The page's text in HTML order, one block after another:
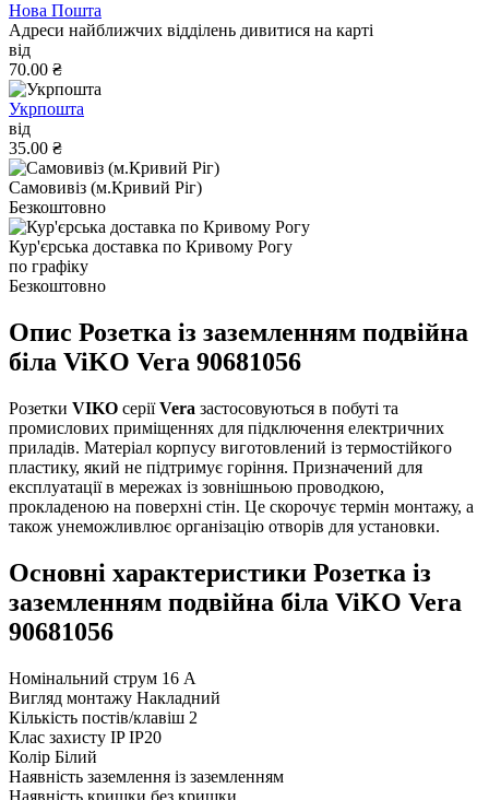
Нова Пошта
Адреси найближчих відділень дивитися на карті
від
70.00 ₴
Укрпошта
від
35.00 ₴
Самовивіз (м.Кривий Ріг)
Безкоштовно
Кур'єрська доставка по Кривому Рогу
по графіку
Безкоштовно
Опис Розетка із заземленням подвійна
біла ViKO Vera 90681056
Розетки VIKO серіїVera застосовуються в побуті та
промислових приміщеннях для підключення електричних
приладів. Матеріал корпусу виготовлений із термостійкого
пластику, який не підтримує горіння. Призначений для
експлуатації в мережах із зовнішньою проводкою,
прокладеною на поверхні стін. Це скорочує термін монтажу, а
також унеможливлює організацію отворів для установки.
Основні характеристики Розетка із
заземленням подвійна біла ViKO Vera
90681056
Номінальний струм 16 А
Вигляд монтажу Накладний
Кількість постів/клавіш 2
Клас захисту IP IP20
Колір Білий
Наявність заземлення із заземленням
Наявність кришки без кришки